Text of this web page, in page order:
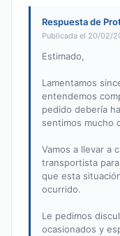
Respuesta de
Publicada el 20/02/
Estimado,
Lamentamos
entendemos
pedido debería
sentimos mucho
Vamos a llevar a
transportista
que esta
ocurrido.
Le pedimos
ocasionados y